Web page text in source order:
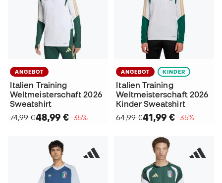
ANGEBOT
Italien Training
Weltmeisterschaft 2026
Sweatshirt
74,99 €48,99 €−35%
ANGEBOT KINDER
Italien Training
Weltmeisterschaft 2026
Kinder Sweatshirt
64,99 €41,99 €−35%